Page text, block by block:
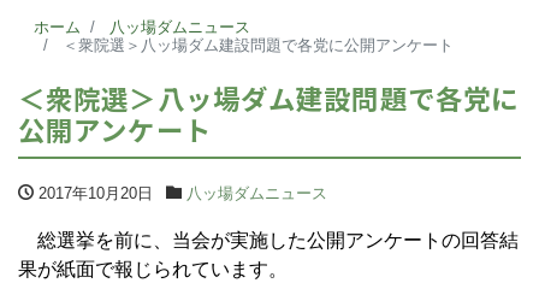
ホーム
八ッ場ダムニュース
＜衆院選＞八ッ場ダム建設問題で各党に公開アンケート
＜衆院選＞八ッ場ダム建設問題で各党に
公開アンケート
2017年10月20日 八ッ場ダムニュース
総選挙を前に、当会が実施した公開アンケートの回答結
果が紙面で報じられています。